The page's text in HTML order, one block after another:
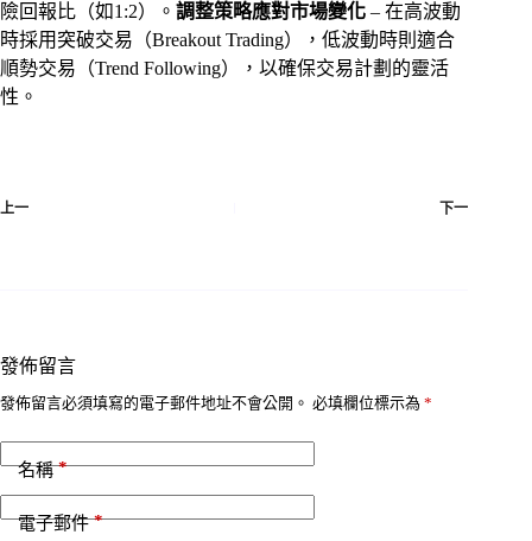
險回報比（如1:2）。 調整策略應對市場變化 – 在高波動
時採用突破交易（Breakout Trading），低波動時則適合
順勢交易（Trend Following），以確保交易計劃的靈活
性。
上一 下一
發佈留言
發佈留言必須填寫的電子郵件地址不會公開。 必填欄位標示為 *
名稱*
電子郵件*